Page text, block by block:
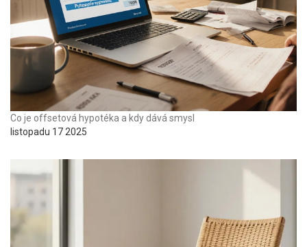
Co je offsetová hypotéka a kdy dává smysl
listopadu 17 2025